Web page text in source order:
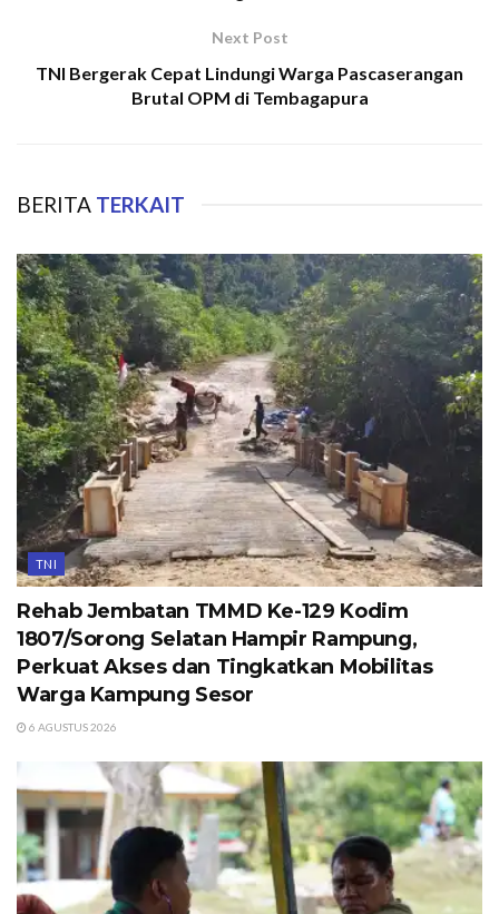
Next Post
TNI Bergerak Cepat Lindungi Warga Pascaserangan
Brutal OPM di Tembagapura
BERITA TERKAIT
TNI
Rehab Jembatan TMMD Ke-129 Kodim
1807/Sorong Selatan Hampir Rampung,
Perkuat Akses dan Tingkatkan Mobilitas
Warga Kampung Sesor
6 AGUSTUS 2026